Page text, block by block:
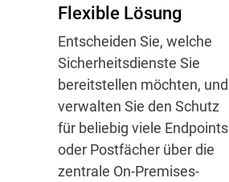
Flexible Lösung
Entscheiden Sie, welche
Sicherheitsdienste Sie
bereitstellen möchten, und
verwalten Sie den Schutz
für beliebig viele Endpoints
oder Postfächer über die
zentrale On-Premises-